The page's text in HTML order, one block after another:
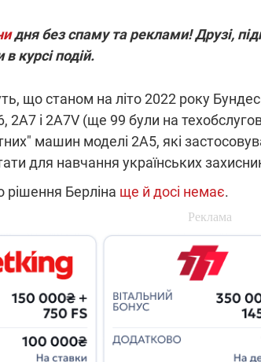
дня без спаму та реклами! Друзі,
курсі подій.
що станом на літо 2022 року
2А7 і 2А7V (ще 99 були на
машин моделі 2А5, які
для навчання українських
рішення Берліна ще й досі немає.
графіки відключень –
08.09.2025 12:09
Підтримай
виграй легендарний
"Око та щит": дрони,
РЕБ і пікапи – триває
збір коштів на потреби
бригад ЗСУ